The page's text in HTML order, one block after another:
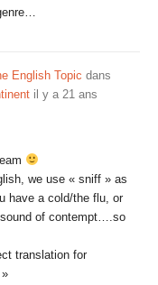
English Topic dans
il y a 21 ans
we use « sniff » as
have a cold/the flu, or
of contempt….so
translation for